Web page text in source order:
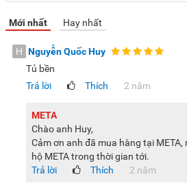
Tiện ích nổi bật
ích, nổi bật như:
Bánh xe
: Đáy tủ được tích hợp 4
chuyển tủ đến bất kỳ vị trí nào
Giỏ đựng đồ: Giỏ đựng đồ có thể
dùng phân loại thực phẩm để bảo
đơn giản hơn.
Mới nhất Hay nhất
H Nguyễn Quốc Huy
Tủ bền
Trả lời
Thích 2 năm
META
Chào anh Huy,
Cảm ơn anh đã mua hàng tại
hộ META trong thời gian tới.
Trả lời
Thích 2 năm